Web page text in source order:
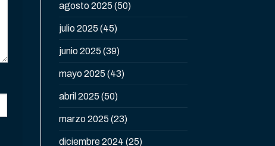
agosto 2025 (50)
julio 2025 (45)
junio 2025 (39)
mayo 2025 (43)
abril 2025 (50)
marzo 2025 (23)
diciembre 2024 (25)